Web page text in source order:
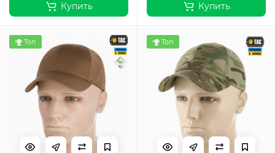
Купить Купить
Топ Топ